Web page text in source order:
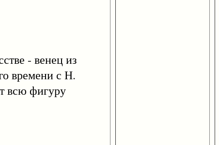
- венец из
времени с Н.
всю фигуру